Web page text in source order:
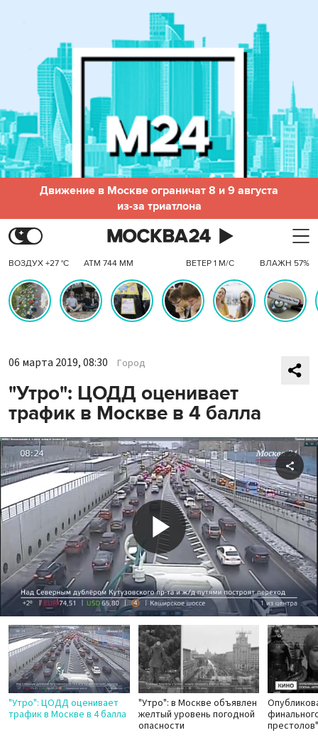
Движение в Москве ограничат 8 и 9 августа
из-за триатлона
ВОЗДУХ +27 °C АТМ 744 ММ ВЕТЕР 1 М/С ВЛАЖН 57%
06 марта 2019, 08:30 Город
"Утро": ЦОДД оценивает
трафик в Москве в 4 балла
Play
Video
"Утро": ЦОДД оценивает
трафик в Москве в 4 балла
"Утро": в Москве объявлен
желтый уровень погодной
опасности